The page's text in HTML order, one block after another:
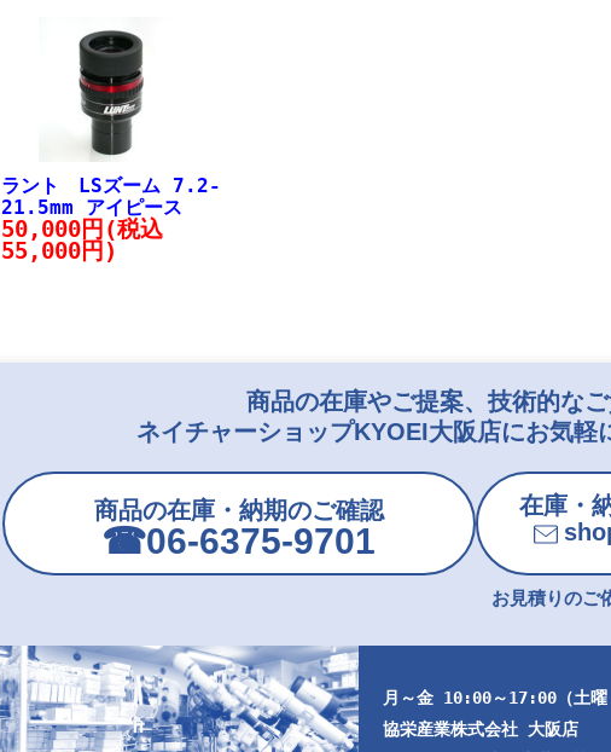
ラント LSズーム 7.2-
21.5mm アイピース
50,000円(税込
55,000円)
商品の在庫やご提案、技術的な
ネイチャーショップKYOEI大阪店にお気軽
商品の在庫・納期のご確認
☎︎06-6375-9701
在庫・
お見積りのご
月～金 10:00～17:00（土曜
協栄産業株式会社 大阪店